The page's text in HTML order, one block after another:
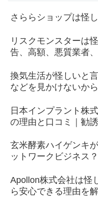
さららショップは怪
リスクモンスターは
告、高額、悪質業者
換気生活が怪しいと
などを見かけないか
日本インプラント株
の理由と口コミ｜勧
玄米酵素ハイゲンキ
ットワークビジネス？
Apollon株式会社は怪
ら安心できる理由を